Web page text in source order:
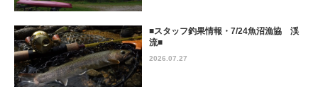
■スタッフ釣果情報・7/24魚沼漁協 渓
流■
2026.07.27